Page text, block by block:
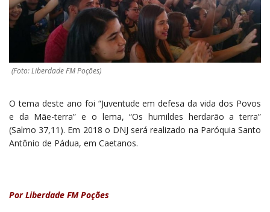
(Foto: Liberdade FM Poções)
O tema deste ano foi “Juventude em defesa da vida dos Povos
e da Mãe-terra” e o lema, “Os humildes herdarão a terra”
(Salmo 37,11). Em 2018 o DNJ será realizado na Paróquia Santo
Antônio de Pádua, em Caetanos.
Por Liberdade FM Poções